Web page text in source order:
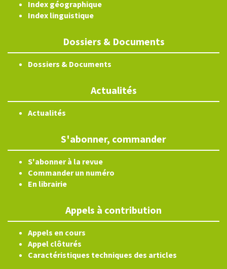
Index géographique
Index linguistique
Dossiers & Documents
Dossiers & Documents
Actualités
Actualités
S'abonner, commander
S'abonner à la revue
Commander un numéro
En librairie
Appels à contribution
Appels en cours
Appel clôturés
Caractéristiques techniques des articles